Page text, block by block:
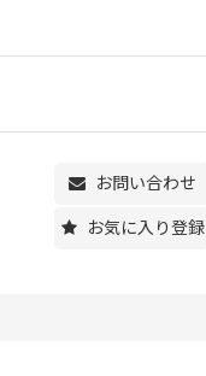
お問い合わせ
お気に入り登録